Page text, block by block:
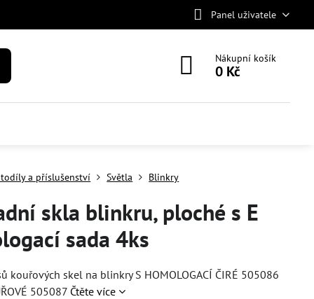
Panel uživatele
Nákupní košík
0 Kč
a příslušenství Světla Blinkry
skla blinkru, ploché s E
sada 4ks
kouřových skel na blinkry S HOMOLOGACÍ ČIRÉ 505086
505087 Čtěte více